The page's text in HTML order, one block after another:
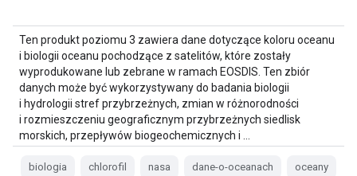
Ten produkt poziomu 3 zawiera dane dotyczące koloru oceanu
i biologii oceanu pochodzące z satelitów, które zostały
wyprodukowane lub zebrane w ramach EOSDIS. Ten zbiór
danych może być wykorzystywany do badania biologii
i hydrologii stref przybrzeżnych, zmian w różnorodności
i rozmieszczeniu geograficznym przybrzeżnych siedlisk
morskich, przepływów biogeochemicznych i …
biologia chlorofil nasa dane-o-oceanach oceany